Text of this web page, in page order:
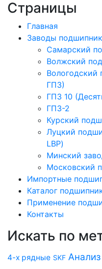
Страницы
Главная
Заводы
Cамарский
Волжский
Вологодский
ГПЗ)
ГПЗ 10
ГПЗ-2
Курский
Луцкий
LBP)
Минский
Московский
Импортные
Каталог
Применение
Контакты
Искать по
4-х рядные SKF Анализ